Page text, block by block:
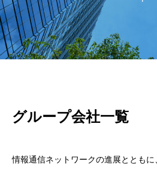
グループ会社一覧
情報通信ネットワークの進展ととも